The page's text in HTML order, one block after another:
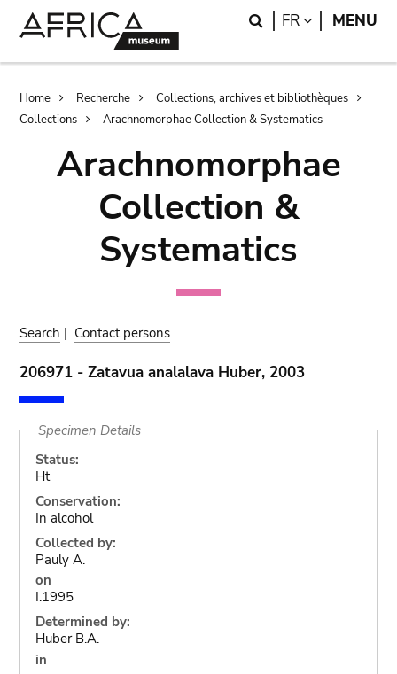
Search
FR LANGUAGE
MENU
Breadcrumb
Home Recherche
Collections, archives et bibliothèques
Collections
Arachnomorphae Collection & Systematics
Arachnomorphae
Collection &
Systematics
Search | Contact persons
206971 - Zatavua analalava Huber, 2003
Specimen Details
Status:
Ht
Conservation:
In alcohol
Collected by:
Pauly A.
on
I.1995
Determined by:
Huber B.A.
in